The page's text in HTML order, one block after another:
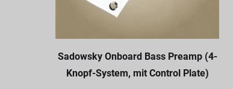
Sadowsky Onboard Bass Preamp (4-
Knopf-System, mit Control Plate)